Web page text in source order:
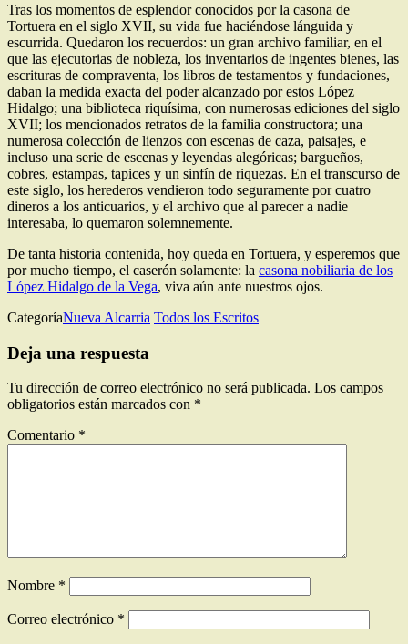
Tras los momentos de esplendor conocidos por la casona de
Tortuera en el siglo XVII, su vida fue haciéndose lánguida y
escurrida. Quedaron los recuerdos: un gran archivo familiar, en el
que las ejecutorias de nobleza, los inventarios de ingentes bienes, las
escrituras de compraventa, los libros de testamentos y fundaciones,
daban la medida exacta del poder alcanzado por estos López
Hidalgo; una biblioteca riquísima, con numerosas ediciones del siglo
XVII; los mencionados retratos de la familia constructora; una
numerosa colección de lienzos con escenas de caza, paisajes, e
incluso una serie de escenas y leyendas alegóricas; bargueños,
cobres, estampas, tapices y un sinfín de riquezas. En el transcurso de
este siglo, los herederos vendieron todo seguramente por cuatro
dineros a los anticuarios, y el archivo que al parecer a nadie
interesaba, lo quemaron solemnemente.
De tanta historia contenida, hoy queda en Tortuera, y esperemos que
por mucho tiempo, el caserón solamente: la casona nobiliaria de los
López Hidalgo de la Vega, viva aún ante nuestros ojos.
CategoríaNueva Alcarria Todos los Escritos
Deja una respuesta
Tu dirección de correo electrónico no será publicada. Los campos
obligatorios están marcados con *
Comentario *
Nombre *
Correo electrónico *